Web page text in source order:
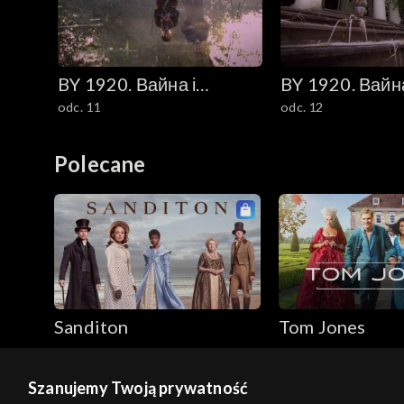
BY 1920. Вайна і
каханне (1920. Wojna i
odc. 11
BY 1920.
каханне
odc. 12
Polecane
Sanditon Tom Jones
Szanujemy Twoją prywatność